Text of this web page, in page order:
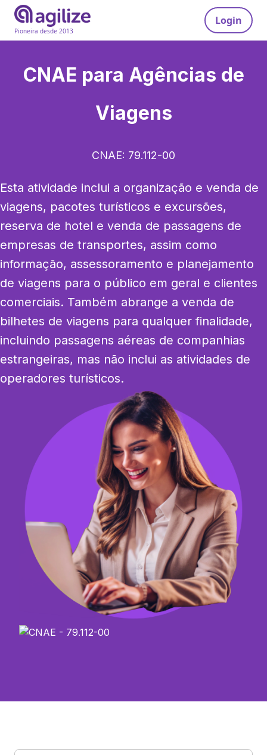
Pioneira desde 2013
Login
CNAE para Agências de
Viagens
CNAE: 79.112-00
Esta atividade inclui a organização e venda de
viagens, pacotes turísticos e excursões,
reserva de hotel e venda de passagens de
empresas de transportes, assim como
informação, assessoramento e planejamento
de viagens para o público em geral e clientes
comerciais. Também abrange a venda de
bilhetes de viagens para qualquer finalidade,
incluindo passagens aéreas de companhias
estrangeiras, mas não inclui as atividades de
operadores turísticos.